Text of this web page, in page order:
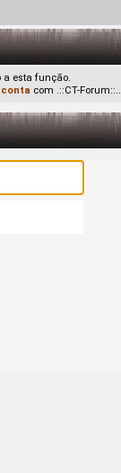
a esta função.
com .::CT-Forum::..